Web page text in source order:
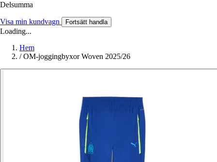
Delsumma
Visa min kundvagn Fortsätt handla
Loading...
Hem
/ OM-joggingbyxor Woven 2025/26